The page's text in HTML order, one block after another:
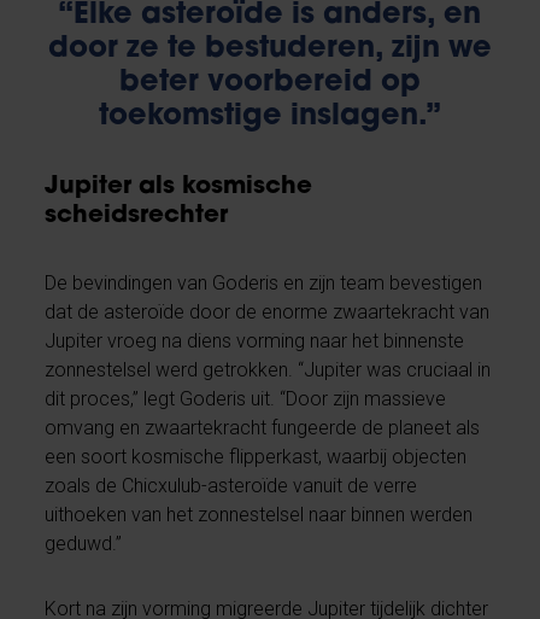
“Elke asteroïde is anders, en
door ze te bestuderen, zijn we
beter voorbereid op
toekomstige inslagen.”
Jupiter als kosmische
scheidsrechter
De bevindingen van Goderis en zijn team bevestigen
dat de asteroïde door de enorme zwaartekracht van
Jupiter vroeg na diens vorming naar het binnenste
zonnestelsel werd getrokken. “Jupiter was cruciaal in
dit proces,” legt Goderis uit. “Door zijn massieve
omvang en zwaartekracht fungeerde de planeet als
een soort kosmische flipperkast, waarbij objecten
zoals de Chicxulub-asteroïde vanuit de verre
uithoeken van het zonnestelsel naar binnen werden
geduwd.”
Kort na zijn vorming migreerde Jupiter tijdelijk dichter